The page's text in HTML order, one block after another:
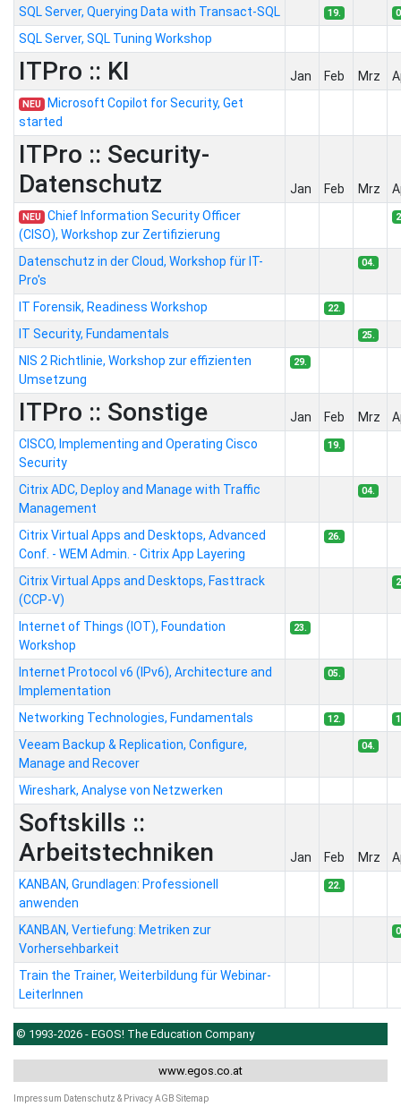
SQL Server, Querying Data with Transact-SQL 19.
SQL Server, SQL Tuning Workshop
ITPro :: KI Jan Feb Mrz
NEU Microsoft Copilot for Security, Get
started
ITPro :: Security-
Datenschutz
Jan Feb Mrz
NEU Chief Information Security Officer
(CISO), Workshop zur Zertifizierung
Datenschutz in der Cloud, Workshop für IT-
Pro's
04.
IT Forensik, Readiness Workshop 22.
IT Security, Fundamentals 25.
NIS 2 Richtlinie, Workshop zur effizienten
Umsetzung
29.
ITPro :: Sonstige Jan Feb Mrz
CISCO, Implementing and Operating Cisco
Security
19.
Citrix ADC, Deploy and Manage with Traffic
Management
04.
Citrix Virtual Apps and Desktops, Advanced
Conf. - WEM Admin. - Citrix App Layering
26.
Citrix Virtual Apps and Desktops, Fasttrack
(CCP-V)
Internet of Things (IOT), Foundation
Workshop
23.
Internet Protocol v6 (IPv6), Architecture and
Implementation
05.
Networking Technologies, Fundamentals 12.
Veeam Backup & Replication, Configure,
Manage and Recover
04.
Wireshark, Analyse von Netzwerken
Softskills ::
Arbeitstechniken
Jan Feb Mrz
KANBAN, Grundlagen: Professionell
anwenden
22.
KANBAN, Vertiefung: Metriken zur
Vorhersehbarkeit
Train the Trainer, Weiterbildung für Webinar-
LeiterInnen
© 1993-2026 - EGOS! The Education Company
www.egos.co.at
Impressum Datenschutz & PrivacyAGB Sitemap